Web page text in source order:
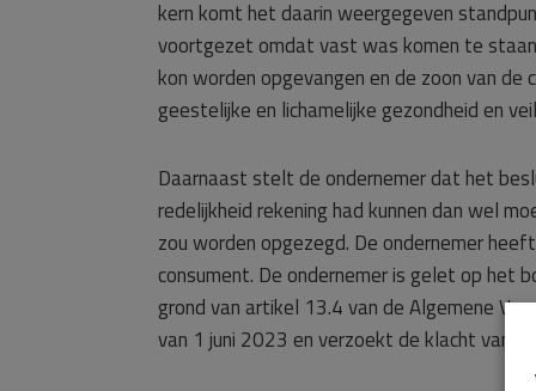
kern komt het daarin weergegeven
voortgezet omdat vast was komen te
kon worden opgevangen en de zoon van
geestelijke en lichamelijke gezondheid en
Daarnaast stelt de ondernemer dat het
redelijkheid rekening had kunnen dan wel
zou worden opgezegd. De ondernemer
consument. De ondernemer is gelet op het
grond van artikel 13.4 van de Algemene
van 1 juni 2023 en verzoekt de klacht van